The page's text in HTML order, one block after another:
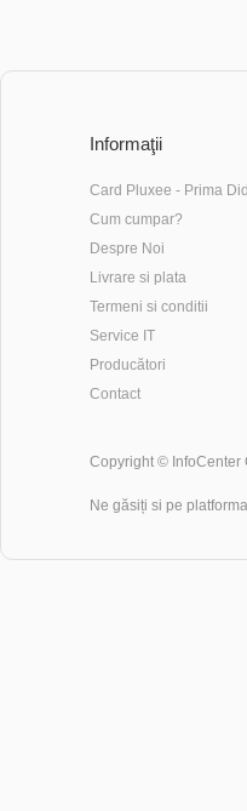
Informaţii
Card Pluxee - Prima
Cum cumpar?
Despre Noi
Livrare si plata
Termeni si conditii
Service IT
Producători
Contact
Copyright © InfoCenter
Ne găsiți si pe